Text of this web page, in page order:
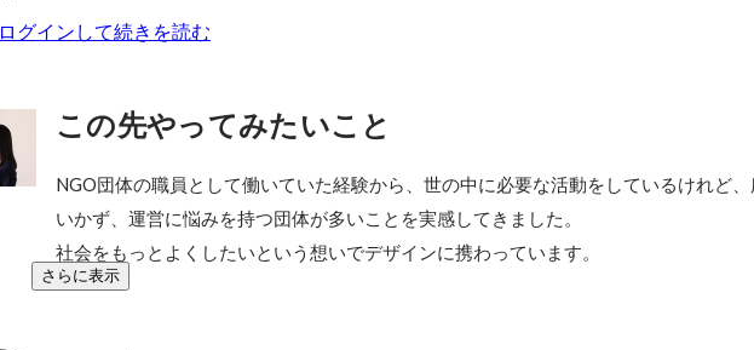
ログインして続きを読む
この先やってみたいこと
NGO団体の職員として働いていた経験から、世の中に必要な活動をしているけれど
いかず、運営に悩みを持つ団体が多いことを実感してきました。
社会をもっとよくしたいという想いでデザインに携わっています。
さらに表示